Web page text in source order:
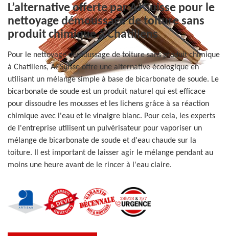
L’alternative offerte par AJ Suisse pour le
nettoyage démoussage de toiture sans
produit chimique à Chatillens
Pour le nettoyage démoussage de toiture sans produit chimique
à Chatillens, AJ Suisse offre une alternative écologique en
utilisant un mélange simple à base de bicarbonate de soude. Le
bicarbonate de soude est un produit naturel qui est efficace
pour dissoudre les mousses et les lichens grâce à sa réaction
chimique avec l'eau et le vinaigre blanc. Pour cela, les experts
de l'entreprise utilisent un pulvérisateur pour vaporiser un
mélange de bicarbonate de soude et d'eau chaude sur la
toiture. Il est important de laisser agir le mélange pendant au
moins une heure avant de le rincer à l'eau claire.